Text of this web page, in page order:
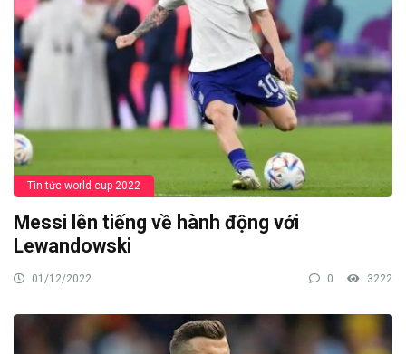
Tin tức world cup 2022
Messi lên tiếng về hành động với
Lewandowski
01/12/2022 0 3222